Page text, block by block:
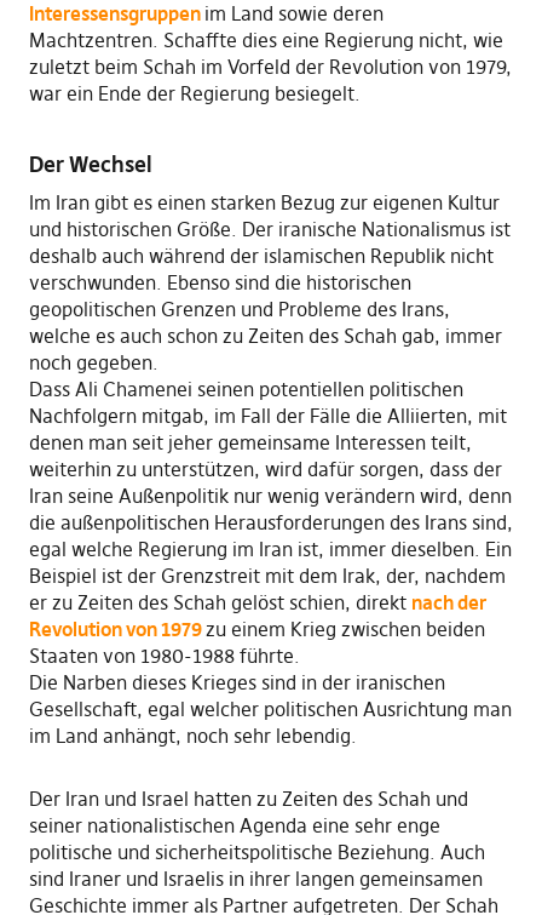
Interessensgruppen im Land sowie deren
Machtzentren. Schaffte dies eine Regierung nicht, wie
zuletzt beim Schah im Vorfeld der Revolution von 1979,
war ein Ende der Regierung besiegelt.
Der Wechsel
Im Iran gibt es einen starken Bezug zur eigenen Kultur
und historischen Größe. Der iranische Nationalismus ist
deshalb auch während der islamischen Republik nicht
verschwunden. Ebenso sind die historischen
geopolitischen Grenzen und Probleme des Irans,
welche es auch schon zu Zeiten des Schah gab, immer
noch gegeben.
Dass Ali Chamenei seinen potentiellen politischen
Nachfolgern mitgab, im Fall der Fälle die Alliierten, mit
denen man seit jeher gemeinsame Interessen teilt,
weiterhin zu unterstützen, wird dafür sorgen, dass der
Iran seine Außenpolitik nur wenig verändern wird, denn
die außenpolitischen Herausforderungen des Irans sind,
egal welche Regierung im Iran ist, immer dieselben. Ein
Beispiel ist der Grenzstreit mit dem Irak, der, nachdem
er zu Zeiten des Schah gelöst schien, direkt nach der
Revolution von 1979zu einem Krieg zwischen beiden
Staaten von 1980-1988 führte.
Die Narben dieses Krieges sind in der iranischen
Gesellschaft, egal welcher politischen Ausrichtung man
im Land anhängt, noch sehr lebendig.
Der Iran und Israel hatten zu Zeiten des Schah und
seiner nationalistischen Agenda eine sehr enge
politische und sicherheitspolitische Beziehung. Auch
sind Iraner und Israelis in ihrer langen gemeinsamen
Geschichte immer als Partner aufgetreten. Der Schah